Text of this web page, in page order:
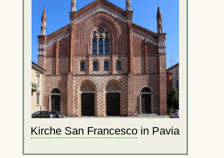
Kirche San Francesco in Pavia